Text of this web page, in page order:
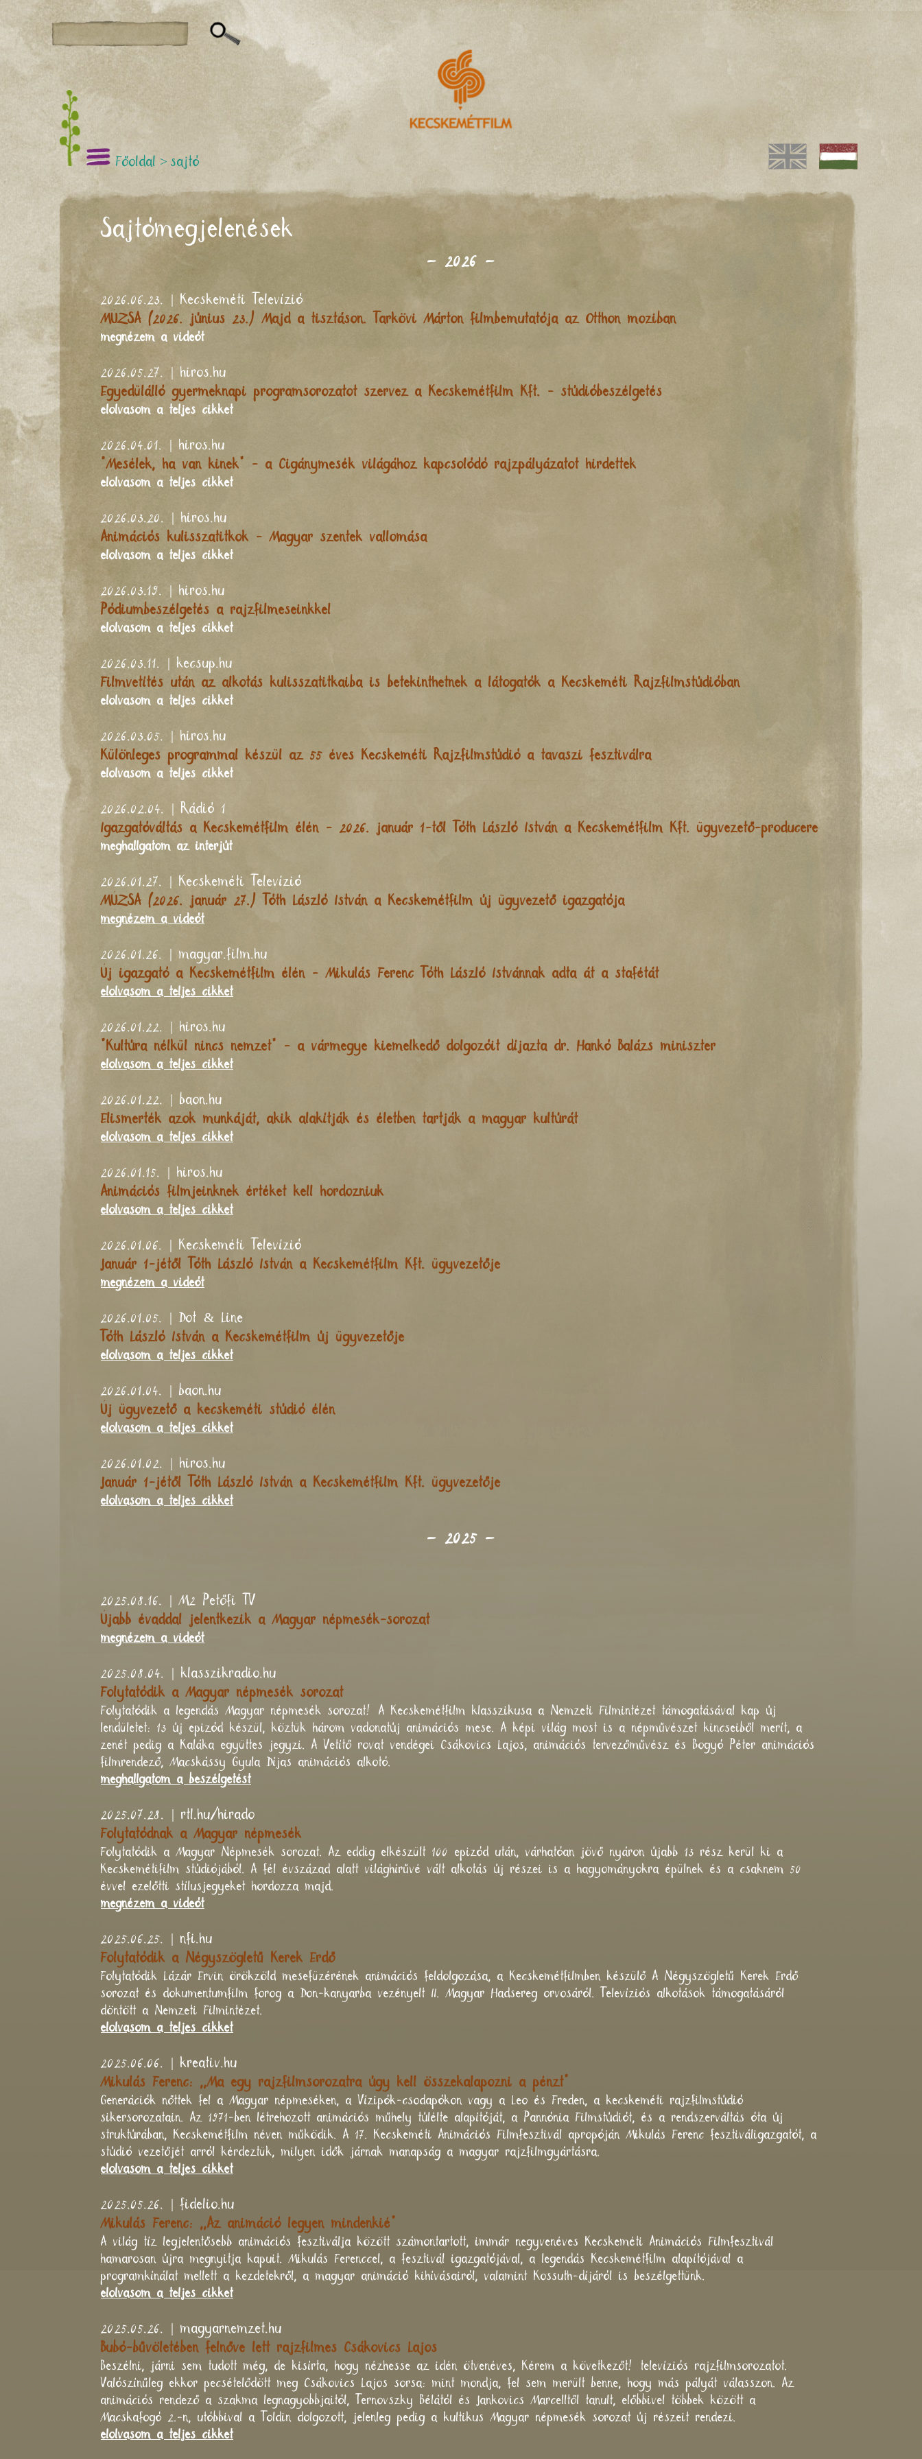
Főoldal > sajtó
Sajtómegjelenések
– 2026 –
2026.06.23. | Kecskeméti Televízió
MÚZSA (2026. június 23.) Majd a tisztáson. Tarkövi Márton filmbemutatója az Otthon moziban
megnézem a videót
2026.05.27. | hiros.hu
Egyedülálló gyermeknapi programsorozatot szervez a Kecskemétfilm Kft. - stúdióbeszélgetés
elolvasom a teljes cikket
2026.04.01. | hiros.hu
"Mesélek, ha van kinek" - a Cigánymesék világához kapcsolódó rajzpályázatot hirdettek
elolvasom a teljes cikket
2026.03.20. | hiros.hu
Animációs kulisszatitkok - Magyar szentek vallomása
elolvasom a teljes cikket
2026.03.19. | hiros.hu
Pódiumbeszélgetés a rajzfilmeseinkkel
elolvasom a teljes cikket
2026.03.11. | kecsup.hu
Filmvetítés után az alkotás kulisszatitkaiba is betekinthetnek a látogatók a Kecskeméti Rajzfilmstúdióban
elolvasom a teljes cikket
2026.03.05. | hiros.hu
Különleges programmal készül az 55 éves Kecskeméti Rajzfilmstúdió a tavaszi fesztiválra
elolvasom a teljes cikket
2026.02.04. | Rádió 1
Igazgatóváltás a Kecskemétfilm élén - 2026. január 1-től Tóth László István a Kecskemétfilm Kft. ügyvezető-producere
meghallgatom az interjút
2026.01.27. | Kecskeméti Televízió
MÚZSA (2026. január 27.) Tóth László István a Kecskemétfilm új ügyvezető igazgatója
megnézem a videót
2026.01.26. | magyar.film.hu
Új igazgató a Kecskemétfilm élén - Mikulás Ferenc Tóth László Istvánnak adta át a stafétát
elolvasom a teljes cikket
2026.01.22. | hiros.hu
"Kultúra nélkül nincs nemzet" - a vármegye kiemelkedő dolgozóit díjazta dr. Hankó Balázs miniszter
elolvasom a teljes cikket
2026.01.22. | baon.hu
Elismerték azok munkáját, akik alakítják és életben tartják a magyar kultúrát
elolvasom a teljes cikket
2026.01.15. | hiros.hu
Animációs filmjeinknek értéket kell hordozniuk
elolvasom a teljes cikket
2026.01.06. | Kecskeméti Televízió
Január 1-jétől Tóth László István a Kecskemétfilm Kft. ügyvezetője
megnézem a videót
2026.01.05. | Dot & Line
Tóth László István a Kecskemétfilm új ügyvezetője
elolvasom a teljes cikket
2026.01.04. | baon.hu
Új ügyvezető a kecskeméti stúdió élén
elolvasom a teljes cikket
2026.01.02. | hiros.hu
Január 1-jétől Tóth László István a Kecskemétfilm Kft. ügyvezetője
elolvasom a teljes cikket
– 2025 –
2025.08.16. | M2 Petőfi TV
Újabb évaddal jelentkezik a Magyar népmesék-sorozat
megnézem a videót
2025.08.04. | klasszikradio.hu
Folytatódik a Magyar népmesék sorozat
Folytatódik a legendás Magyar népmesék sorozat! A Kecskemétfilm klasszikusa a Nemzeti Filmintézet támogatásával kap új
lendületet: 13 új epizód készül, köztük három vadonatúj animációs mese. A képi világ most is a népművészet kincseiből merít, a
zenét pedig a Kaláka együttes jegyzi. A Vetítő rovat vendégei Csákovics Lajos, animációs tervezőművész és Bogyó Péter animációs
filmrendező, Macskássy Gyula Díjas animációs alkotó.
meghallgatom a beszélgetést
2025.07.28. | rtl.hu/hirado
Folytatódnak a Magyar népmesék
Folytatódik a Magyar Népmesék sorozat. Az eddig elkészült 100 epizód után, várhatóan jövő nyáron újabb 13 rész kerül ki a
Kecskemétifilm stúdiójából. A fél évszázad alatt világhírűvé vált alkotás új részei is a hagyományokra épülnek és a csaknem 50
évvel ezelőtti stílusjegyeket hordozza majd.
megnézem a videót
2025.06.25. | nfi.hu
Folytatódik a Négyszögletű Kerek Erdő
Folytatódik Lázár Ervin örökzöld mesefüzérének animációs feldolgozása, a Kecskemétfilmben készülő A Négyszögletű Kerek Erdő
sorozat és dokumentumfilm forog a Don-kanyarba vezényelt II. Magyar Hadsereg orvosáról. Televíziós alkotások támogatásáról
döntött a Nemzeti Filmintézet.
elolvasom a teljes cikket
2025.06.06. | kreativ.hu
Mikulás Ferenc: ,,Ma egy rajzfilmsorozatra úgy kell összekalapozni a pénzt"
Generációk nőttek fel a Magyar népmeséken, a Vízipók-csodapókon vagy a Leo és Freden, a kecskeméti rajzfilmstúdió
sikersorozatain. Az 1971-ben létrehozott animációs műhely túlélte alapítóját, a Pannónia Filmstúdiót, és a rendszerváltás óta új
struktúrában, Kecskemétfilm néven működik. A 17. Kecskeméti Animációs Filmfesztivál apropóján Mikulás Ferenc fesztiváligazgatót, a
stúdió vezetőjét arról kérdeztük, milyen idők járnak manapság a magyar rajzfilmgyártásra.
elolvasom a teljes cikket
2025.05.26. | fidelio.hu
Mikulás Ferenc: ,,Az animáció legyen mindenkié"
A világ tíz legjelentősebb animációs fesztiválja között számontartott, immár negyvenéves Kecskeméti Animációs Filmfesztivál
hamarosan újra megnyitja kapuit. Mikulás Ferenccel, a fesztivál igazgatójával, a legendás Kecskemétfilm alapítójával a
programkínálat mellett a kezdetekről, a magyar animáció kihívásairól, valamint Kossuth-díjáról is beszélgettünk.
elolvasom a teljes cikket
2025.05.26. | magyarnemzet.hu
Bubó-bűvöletében felnőve lett rajzfilmes Csákovics Lajos
Beszélni, járni sem tudott még, de kisírta, hogy nézhesse az idén ötvenéves, Kérem a következőt! televíziós rajzfilmsorozatot.
Valószínűleg ekkor pecsételődött meg Csákovics Lajos sorsa: mint mondja, fel sem merült benne, hogy más pályát válasszon. Az
animációs rendező a szakma legnagyobbjaitól, Ternovszky Bélától és Jankovics Marcelltől tanult, előbbivel többek között a
Macskafogó 2.-n, utóbbival a Toldin dolgozott, jelenleg pedig a kultikus Magyar népmesék sorozat új részeit rendezi.
elolvasom a teljes cikket